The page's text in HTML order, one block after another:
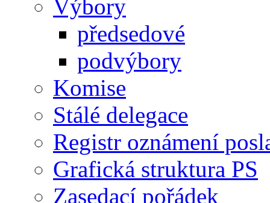
Výbory
předsedové
podvýbory
Komise
Stálé delegace
Registr oznámení
Grafická struktura PS
Zasedací pořádek